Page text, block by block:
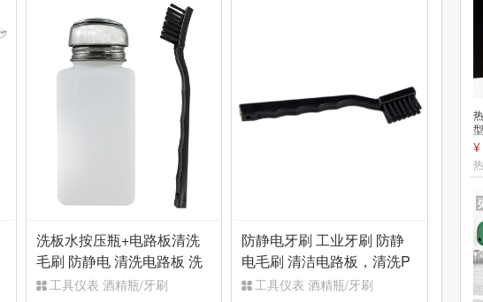
洗板水按压瓶+电路板清洗
毛刷 防静电 清洗电路板 洗
松香 焊渣
工具仪表 酒精瓶/牙刷
防静电牙刷 工业牙刷 防静
电毛刷 清洁电路板，清洗P
CB电路板
工具仪表 酒精瓶/牙刷
¥